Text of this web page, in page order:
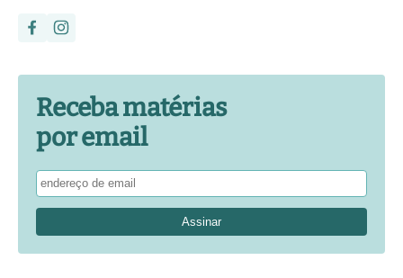
Receba matérias
por email